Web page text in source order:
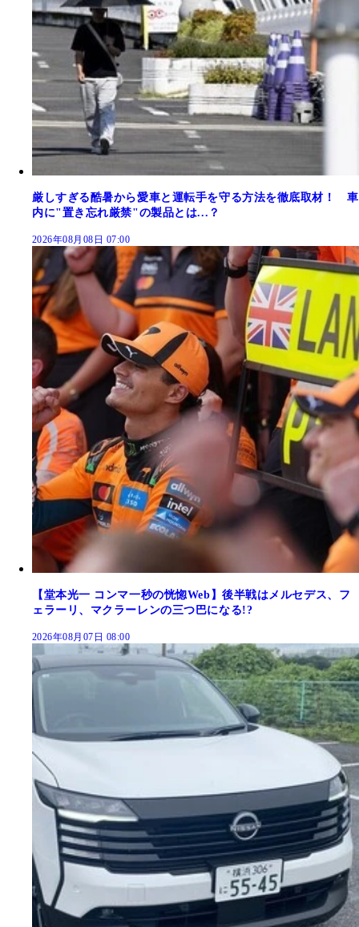
厳しすぎる酷暑から愛車と運転手を守る方法を徹底取材！ 車
内に"置き忘れ厳禁"の製品とは...？
2026年08月08日 07:00
【堂本光一 コンマ一秒の恍惚Web】後半戦はメルセデス、フ
ェラーリ、マクラーレンの三つ巴になる!?
2026年08月07日 08:00